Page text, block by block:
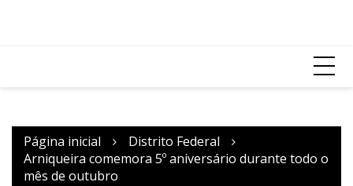
Página inicial
Distrito Federal
Arniqueira comemora 5º aniversário durante todo o
mês de outubro